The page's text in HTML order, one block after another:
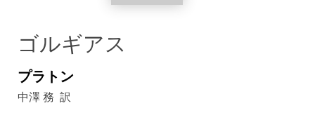
ゴルギアス
プラトン
中澤 務 訳